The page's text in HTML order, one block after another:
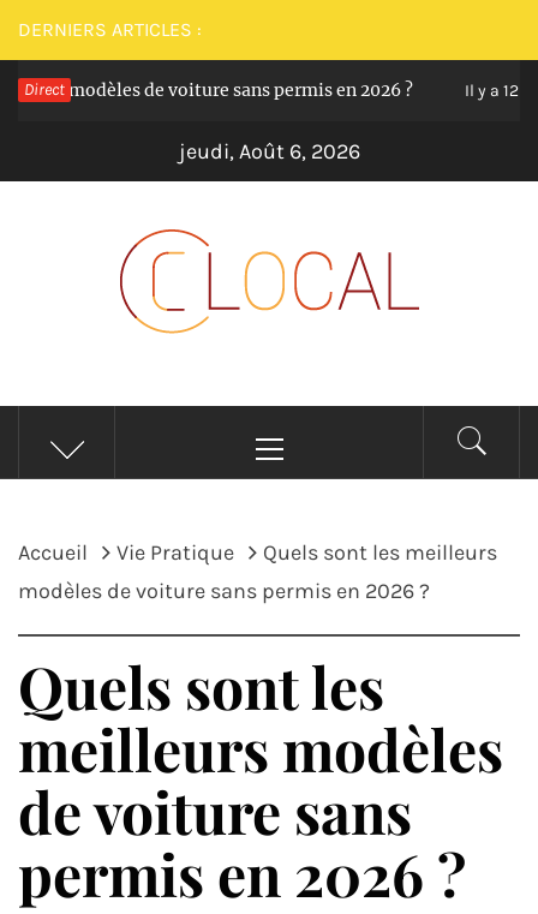
Passer
au
contenu
DERNIERS ARTICLES :
Direct
modèles de voiture sans permis en 2026 ? Il y a 12 mois
jeudi, Août 6, 2026
CLOCAL
De la proximité dans vos services
principal
Accueil Vie Pratique
Quels sont les meilleurs
modèles de voiture sans permis en 2026 ?
Quels sont les
meilleurs modèles
de voiture sans
permis en 2026 ?